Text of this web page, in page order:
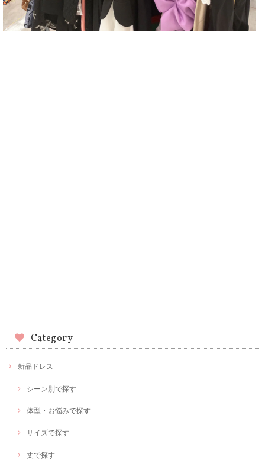
Category
新品ドレス
シーン別で探す
体型・お悩みで探す
サイズで探す
丈で探す